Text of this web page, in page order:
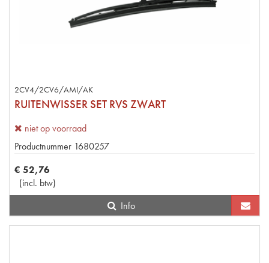
2CV4/2CV6/AMI/AK
RUITENWISSER SET RVS ZWART
niet op voorraad
Productnummer 1680257
€ 52,76
(incl. btw)
Info